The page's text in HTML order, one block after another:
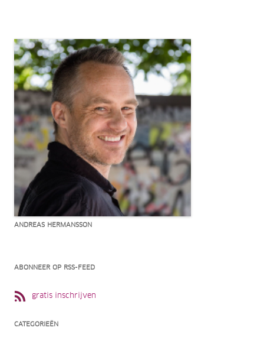
ANDREAS HERMANSSON
ABONNEER OP RSS-FEED
gratis inschrijven
CATEGORIEËN